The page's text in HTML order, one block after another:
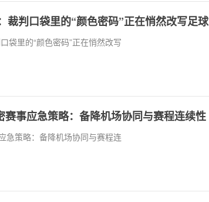
裁判口袋里的“颜色密码”正在悄然改写足球
袋里的“颜色密码”正在悄然改写
赛事应急策略：备降机场协同与赛程连续性
急策略：备降机场协同与赛程连